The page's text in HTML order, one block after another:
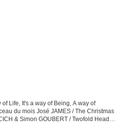
Life, It's a way of Being, A way of
du mois José JAMES / The Christmas
& Simon GOUBERT / Twofold Head